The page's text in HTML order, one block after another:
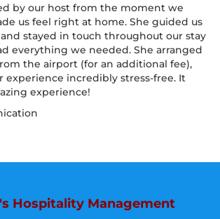
by our host from the moment we
us feel right at home. She guided us
stayed in touch throughout our stay
everything we needed. She arranged
the airport (for an additional fee),
experience incredibly stress-free. It
experience!
Hospitality Management